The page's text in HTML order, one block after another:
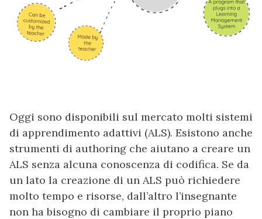
Oggi sono disponibili sul mercato molti sistemi
di apprendimento adattivi (ALS). Esistono anche
strumenti di authoring che aiutano a creare un
ALS senza alcuna conoscenza di codifica. Se da
un lato la creazione di un ALS può richiedere
molto tempo e risorse, dall’altro l’insegnante
non ha bisogno di cambiare il proprio piano